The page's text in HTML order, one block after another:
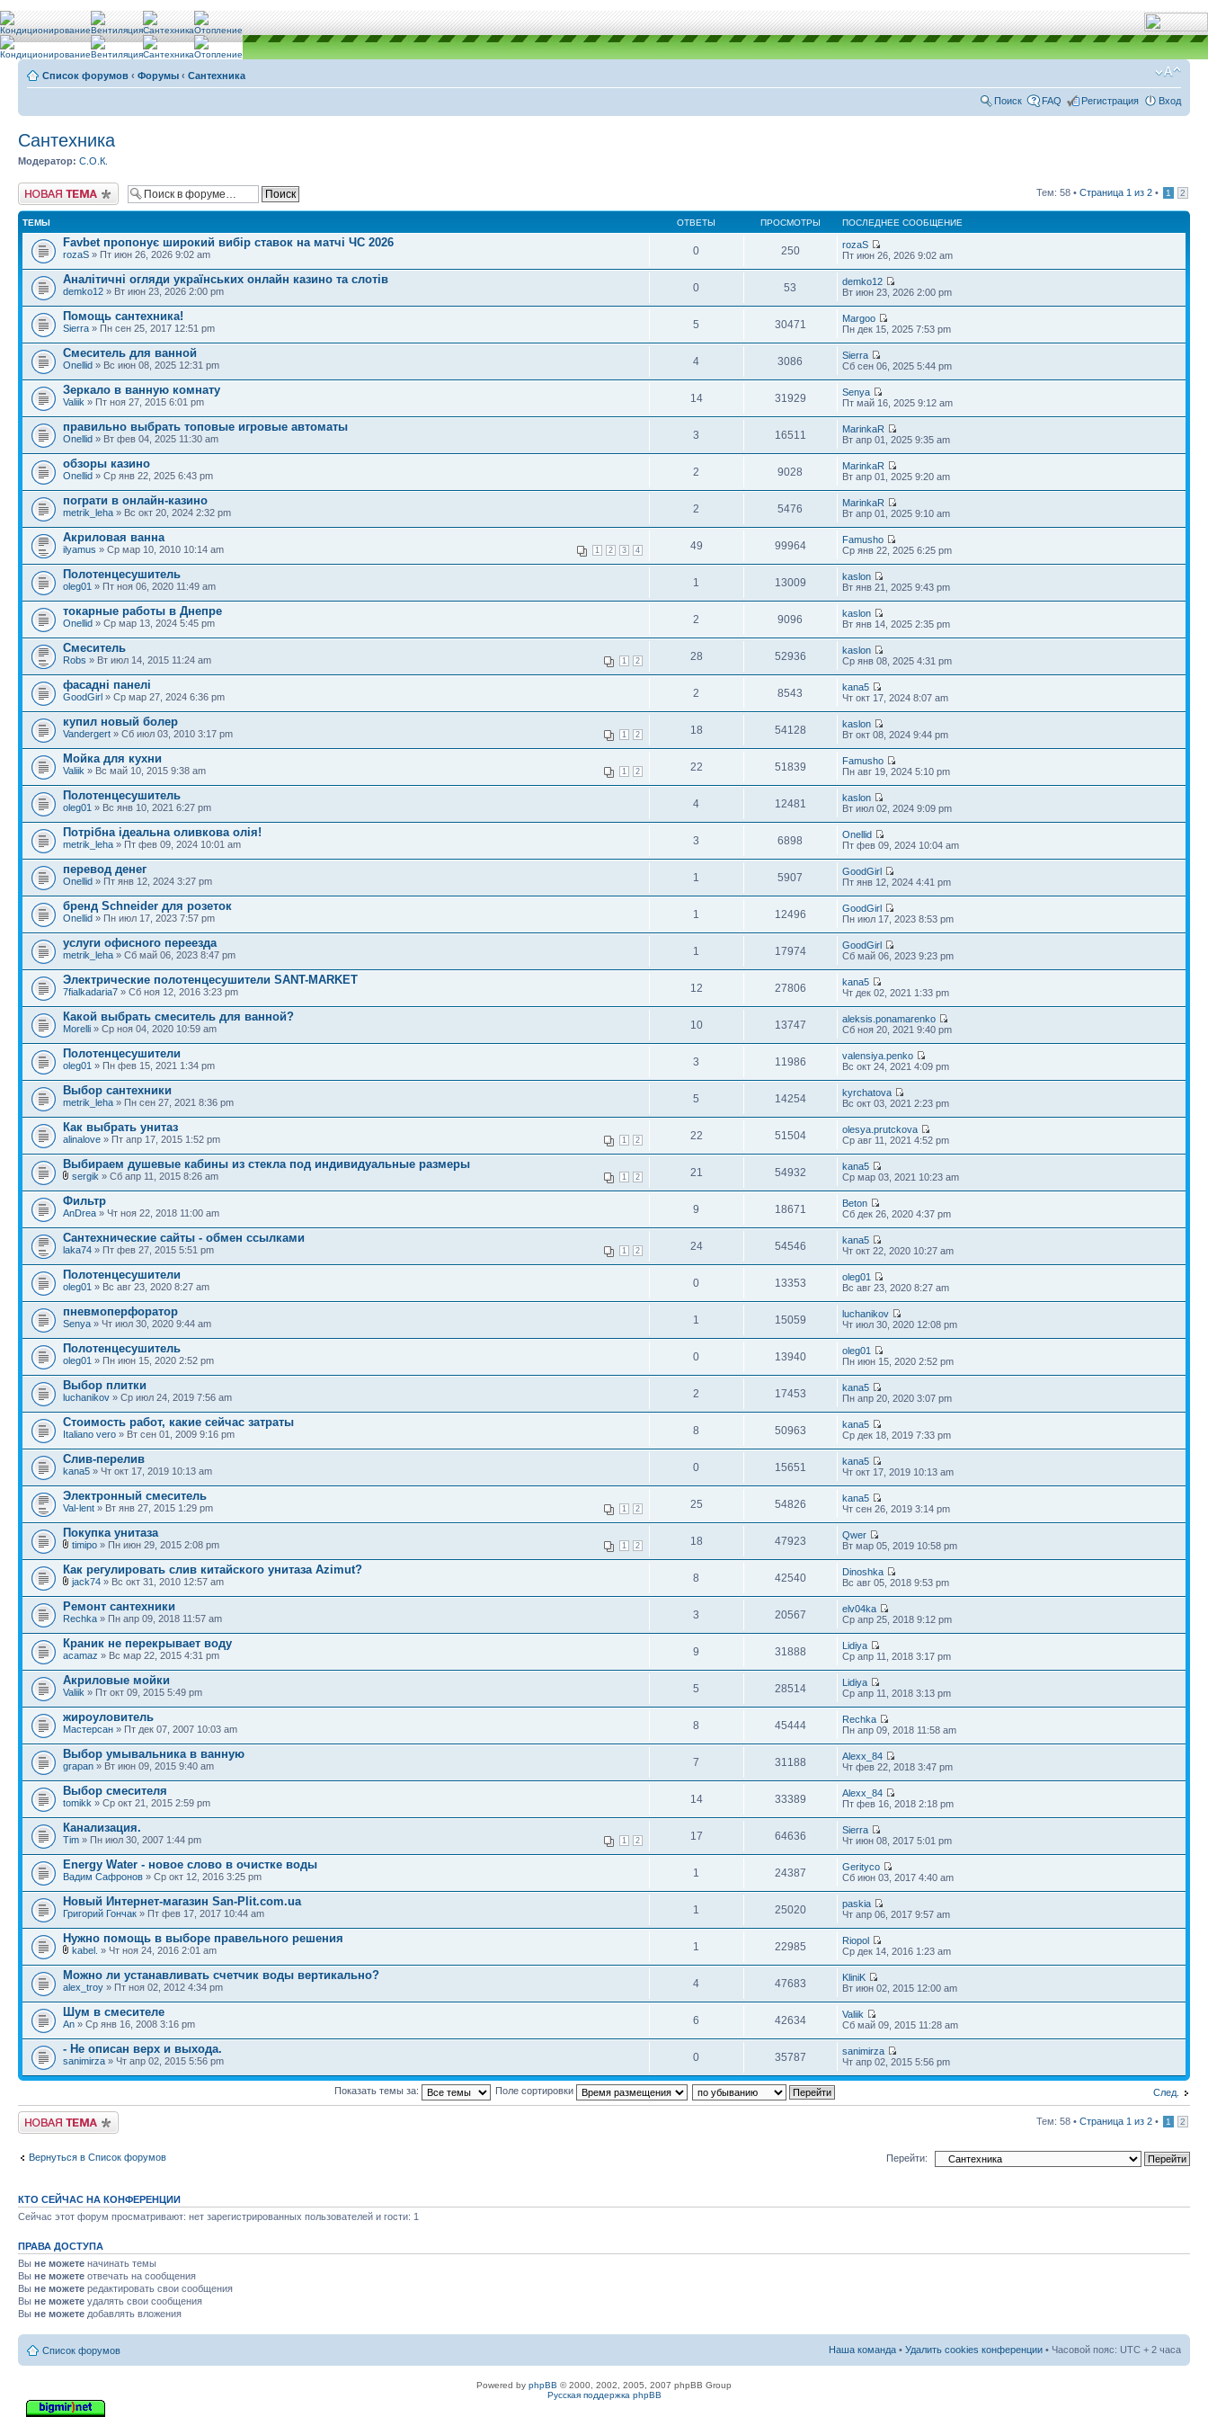
Список форумов ‹ Форумы ‹ Сантехника
Поиск FAQ Регистрация Вход
Сантехника
Модератор: С.О.К.
Новая тема Тем: 58 • Страница 1 из 2 • 1 2
ТЕМЫ ОТВЕТЫ ПРОСМОТРЫ ПОСЛЕДНЕЕ СООБЩЕНИЕ
Favbet пропонує широкий вибір ставок на матчі ЧС 2026
rozaS » Пт июн 26, 2026 9:02 am 0 250
rozaS
Пт июн 26, 2026 9:02 am
Аналітичні огляди українських онлайн казино та слотів
demko12 » Вт июн 23, 2026 2:00 pm 0 53
demko12
Вт июн 23, 2026 2:00 pm
Помощь сантехника!
Sierra » Пн сен 25, 2017 12:51 pm 5 30471
Margoo
Пн дек 15, 2025 7:53 pm
Смеситель для ванной
Onellid » Вс июн 08, 2025 12:31 pm 4 3086
Sierra
Сб сен 06, 2025 5:44 pm
Зеркало в ванную комнату
Valiik » Пт ноя 27, 2015 6:01 pm 14 31929
Senya
Пт май 16, 2025 9:12 am
правильно выбрать топовые игровые автоматы
Onellid » Вт фев 04, 2025 11:30 am 3 16511
MarinkaR
Вт апр 01, 2025 9:35 am
обзоры казино
Onellid » Ср янв 22, 2025 6:43 pm 2 9028
MarinkaR
Вт апр 01, 2025 9:20 am
пограти в онлайн-казино
metrik_leha » Вс окт 20, 2024 2:32 pm 2 5476
MarinkaR
Вт апр 01, 2025 9:10 am
Акриловая ванна
1 2 3 4
ilyamus » Ср мар 10, 2010 10:14 am 49 99964
Famusho
Ср янв 22, 2025 6:25 pm
Полотенцесушитель
oleg01 » Пт ноя 06, 2020 11:49 am 1 13009
kaslon
Вт янв 21, 2025 9:43 pm
токарные работы в Днепре
Onellid » Ср мар 13, 2024 5:45 pm 2 9096
kaslon
Вт янв 14, 2025 2:35 pm
Смеситель
1 2
Robs » Вт июл 14, 2015 11:24 am 28 52936
kaslon
Ср янв 08, 2025 4:31 pm
фасадні панелі
GoodGirl » Ср мар 27, 2024 6:36 pm 2 8543
kana5
Чт окт 17, 2024 8:07 am
купил новый болер
1 2
Vandergert » Сб июл 03, 2010 3:17 pm 18 54128
kaslon
Вт окт 08, 2024 9:44 pm
Мойка для кухни
1 2
Valiik » Вс май 10, 2015 9:38 am 22 51839
Famusho
Пн авг 19, 2024 5:10 pm
Полотенцесушитель
oleg01 » Вс янв 10, 2021 6:27 pm 4 12481
kaslon
Вт июл 02, 2024 9:09 pm
Потрібна ідеальна оливкова олія!
metrik_leha » Пт фев 09, 2024 10:01 am 3 6898
Onellid
Пт фев 09, 2024 10:04 am
перевод денег
Onellid » Пт янв 12, 2024 3:27 pm 1 5907
GoodGirl
Пт янв 12, 2024 4:41 pm
бренд Schneider для розеток
Onellid » Пн июл 17, 2023 7:57 pm 1 12496
GoodGirl
Пн июл 17, 2023 8:53 pm
услуги офисного переезда
metrik_leha » Сб май 06, 2023 8:47 pm 1 17974
GoodGirl
Сб май 06, 2023 9:23 pm
Электрические полотенцесушители SANT-MARKET
7fialkadaria7 » Сб ноя 12, 2016 3:23 pm 12 27806
kana5
Чт дек 02, 2021 1:33 pm
Какой выбрать смеситель для ванной?
Morelli » Ср ноя 04, 2020 10:59 am 10 13747
aleksis.ponamarenko
Сб ноя 20, 2021 9:40 pm
Полотенцесушители
oleg01 » Пн фев 15, 2021 1:34 pm 3 11986
valensiya.penko
Вс окт 24, 2021 4:09 pm
Выбор сантехники
metrik_leha » Пн сен 27, 2021 8:36 pm 5 14254
kyrchatova
Вс окт 03, 2021 2:23 pm
Как выбрать унитаз
1 2
alinalove » Пт апр 17, 2015 1:52 pm 22 51504
olesya.prutckova
Ср авг 11, 2021 4:52 pm
Выбираем душевые кабины из стекла под индивидуальные размеры
1 2
sergik » Сб апр 11, 2015 8:26 am 21 54932
kana5
Ср мар 03, 2021 10:23 am
Фильтр
AnDrea » Чт ноя 22, 2018 11:00 am 9 18671
Beton
Сб дек 26, 2020 4:37 pm
Сантехнические сайты - обмен ссылками
1 2
laka74 » Пт фев 27, 2015 5:51 pm 24 54546
kana5
Чт окт 22, 2020 10:27 am
Полотенцесушители
oleg01 » Вс авг 23, 2020 8:27 am 0 13353
oleg01
Вс авг 23, 2020 8:27 am
пневмоперфоратор
Senya » Чт июл 30, 2020 9:44 am 1 15059
luchanikov
Чт июл 30, 2020 12:08 pm
Полотенцесушитель
oleg01 » Пн июн 15, 2020 2:52 pm 0 13940
oleg01
Пн июн 15, 2020 2:52 pm
Выбор плитки
luchanikov » Ср июл 24, 2019 7:56 am 2 17453
kana5
Пн апр 20, 2020 3:07 pm
Стоимость работ, какие сейчас затраты
Italiano vero » Вт сен 01, 2009 9:16 pm 8 50963
kana5
Ср дек 18, 2019 7:33 pm
Слив-перелив
kana5 » Чт окт 17, 2019 10:13 am 0 15651
kana5
Чт окт 17, 2019 10:13 am
Электронный смеситель
1 2
Val-lent » Вт янв 27, 2015 1:29 pm 25 54826
kana5
Чт сен 26, 2019 3:14 pm
Покупка унитаза
1 2
timipo » Пн июн 29, 2015 2:08 pm 18 47923
Qwer
Вт мар 05, 2019 10:58 pm
Как регулировать слив китайского унитаза Azimut?
jack74 » Вс окт 31, 2010 12:57 am 8 42540
Dinoshka
Вс авг 05, 2018 9:53 pm
Ремонт сантехники
Rechka » Пн апр 09, 2018 11:57 am 3 20567
elv04ka
Ср апр 25, 2018 9:12 pm
Краник не перекрывает воду
acamaz » Вс мар 22, 2015 4:31 pm 9 31888
Lidiya
Ср апр 11, 2018 3:17 pm
Акриловые мойки
Valiik » Пт окт 09, 2015 5:49 pm 5 28514
Lidiya
Ср апр 11, 2018 3:13 pm
жироуловитель
Мастерсан » Пт дек 07, 2007 10:03 am 8 45444
Rechka
Пн апр 09, 2018 11:58 am
Выбор умывальника в ванную
grapan » Вт июн 09, 2015 9:40 am 7 31188
Alexx_84
Чт фев 22, 2018 3:47 pm
Выбор смесителя
tomikk » Ср окт 21, 2015 2:59 pm 14 33389
Alexx_84
Пт фев 16, 2018 2:18 pm
Канализация.
1 2
Tim » Пн июл 30, 2007 1:44 pm 17 64636
Sierra
Чт июн 08, 2017 5:01 pm
Energy Water - новое слово в очистке воды
Вадим Сафронов » Ср окт 12, 2016 3:25 pm 1 24387
Gerityco
Сб июн 03, 2017 4:40 am
Новый Интернет-магазин San-Plit.com.ua
Григорий Гончак » Пт фев 17, 2017 10:44 am 1 25020
paskia
Чт апр 06, 2017 9:57 am
Нужно помощь в выборе правельного решения
kabel. » Чт ноя 24, 2016 2:01 am 1 22985
Riopol
Ср дек 14, 2016 1:23 am
Можно ли устанавливать счетчик воды вертикально?
alex_troy » Пт ноя 02, 2012 4:34 pm 4 47683
KliniK
Вт июн 02, 2015 12:00 am
Шум в смесителе
An » Ср янв 16, 2008 3:16 pm 6 42634
Valiik
Сб май 09, 2015 11:28 am
- Не описан верх и выхода.
sanimirza » Чт апр 02, 2015 5:56 pm 0 35787
sanimirza
Чт апр 02, 2015 5:56 pm
След.
Показать темы за: Поле сортировки
Новая тема Тем: 58 • Страница 1 из 2 • 1 2
Вернуться в Список форумов Перейти:
КТО СЕЙЧАС НА КОНФЕРЕНЦИИ
Сейчас этот форум просматривают: нет зарегистрированных пользователей и гости: 1
ПРАВА ДОСТУПА
Вы не можете начинать темы
Вы не можете отвечать на сообщения
Вы не можете редактировать свои сообщения
Вы не можете удалять свои сообщения
Вы не можете добавлять вложения
Список форумов Наша команда • Удалить cookies конференции • Часовой пояс: UTC + 2 часа
Powered by phpBB © 2000, 2002, 2005, 2007 phpBB Group
Русская поддержка phpBB